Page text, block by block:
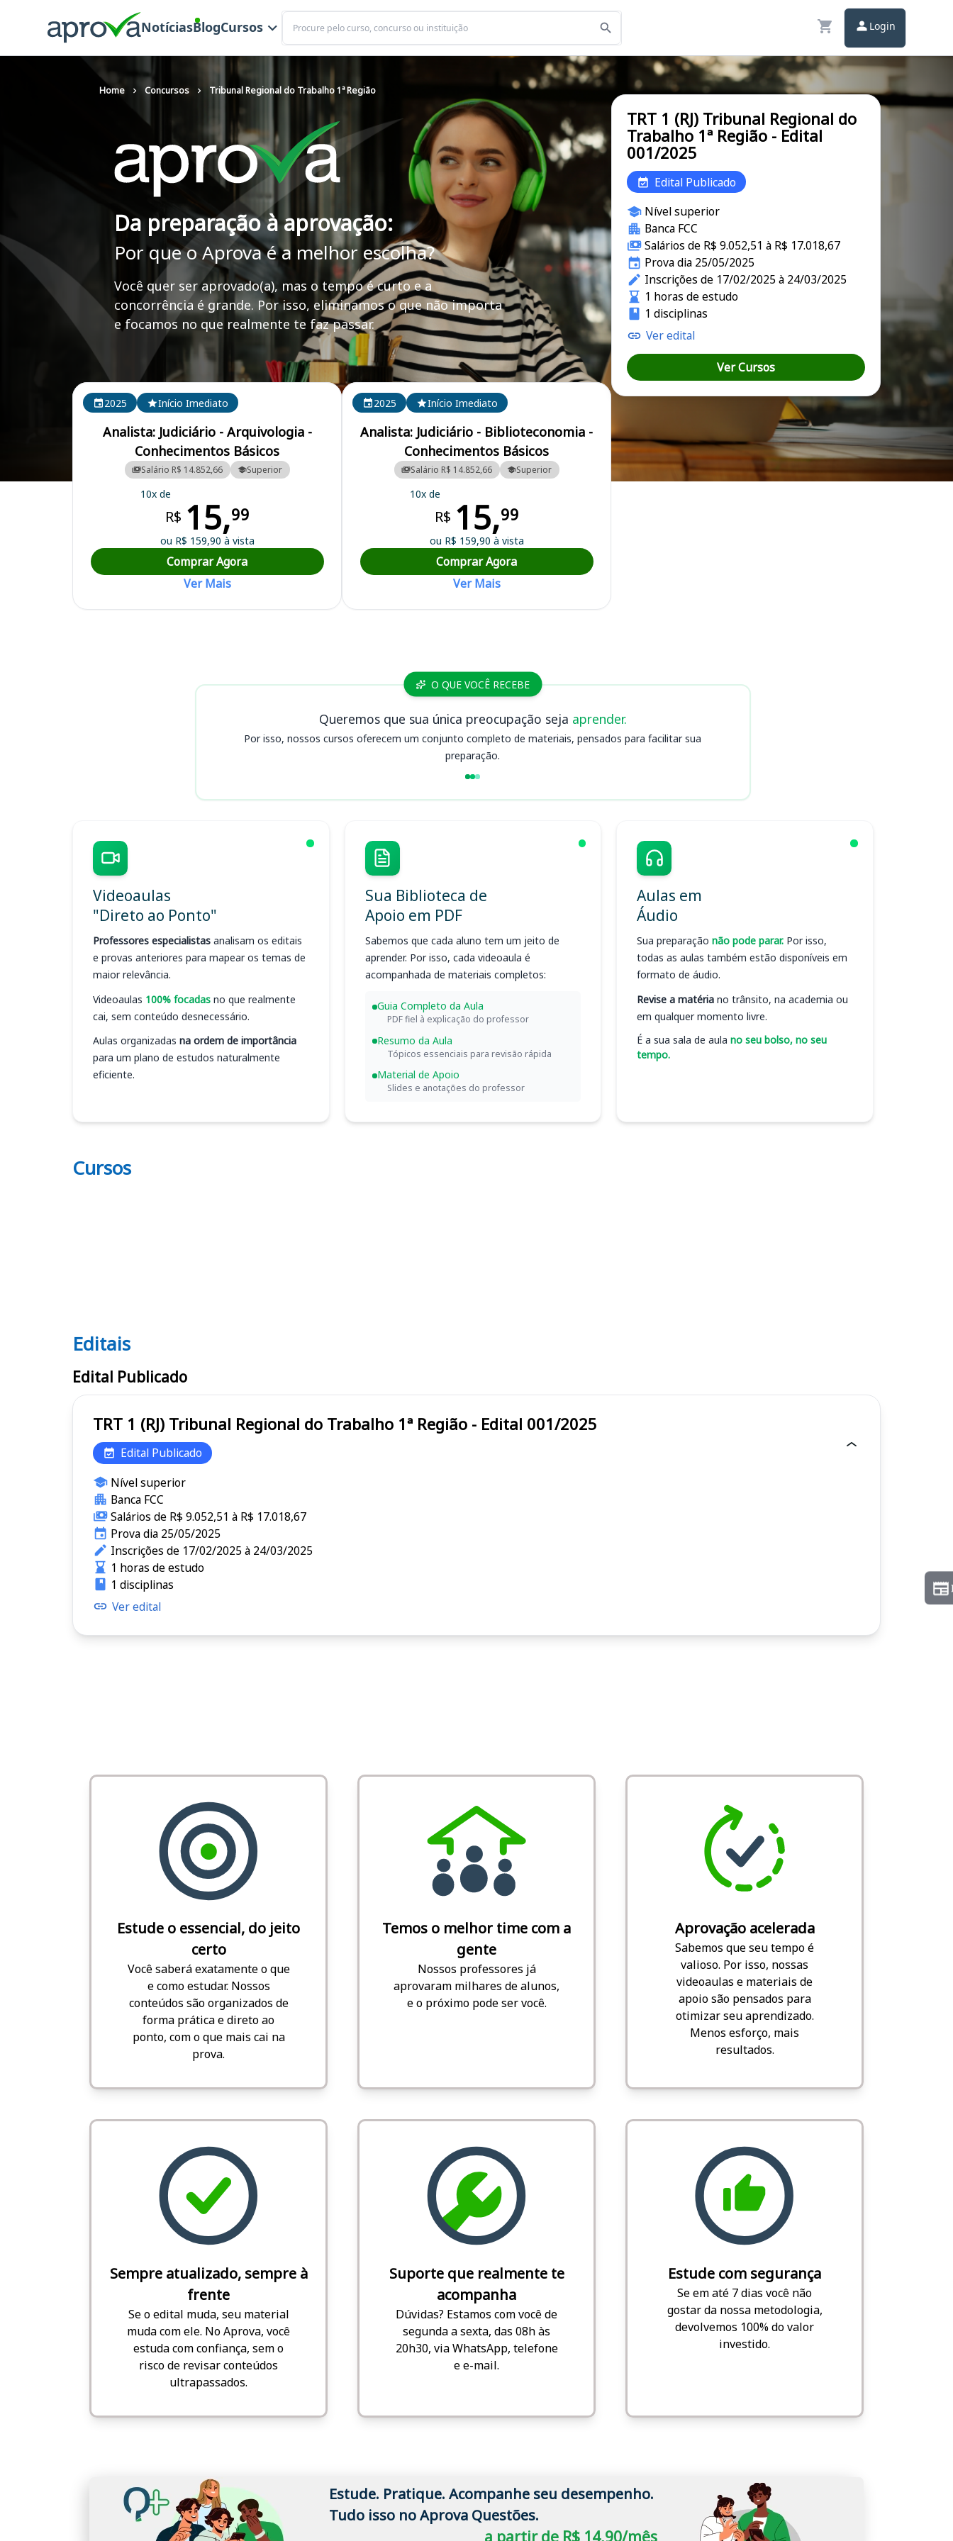
NotíciasBlogCursos
Buscar
Login
Home Concursos Tribunal Regional do Trabalho 1ª Região
Da preparação à aprovação:
Por que o Aprova é a melhor escolha?
Você quer ser aprovado(a), mas o tempo é curto e a
concorrência é grande. Por isso, eliminamos o que não importa
e focamos no que realmente te faz passar.
Curso Preparatório para o Concurso TRT 1 (RJ) - Tribunal Regional do Trabalho 1ª Região
Cursos em destaque para passar no concurso TRT 1 (RJ)
2025
Início Imediato
Analista: Judiciário - Arquivologia -
Conhecimentos Básicos
Salário R$ 14.852,66 Superior
10x de
R$ 15,99
ou R$ 159,90 à vista
Comprar Agora
Ver Mais
2025 Início Imediato
Analista: Judiciário - Biblioteconomia -
Conhecimentos Básicos
Salário R$ 14.852,66 Superior
10x de
R$ 15,99
ou R$ 159,90 à vista
Comprar Agora
Ver Mais
TRT 1 (RJ) Tribunal Regional do
Trabalho 1ª Região - Edital
001/2025
Edital Publicado
Nível superior
Banca FCC
Salários de R$ 9.052,51 à R$ 17.018,67
Prova dia 25/05/2025
Inscrições de 17/02/2025 à 24/03/2025
1 horas de estudo
1 disciplinas
Ver edital
Ver Cursos
Cursos TRT 1 (RJ) O QUE VOCÊ RECEBE
Queremos que sua única preocupação seja aprender.
Por isso, nossos cursos oferecem um conjunto completo de materiais, pensados para facilitar sua
preparação.
Videoaulas
"Direto ao Ponto"
Professores especialistas analisam os editais
e provas anteriores para mapear os temas de
maior relevância.
Videoaulas 100% focadas no que realmente
cai, sem conteúdo desnecessário.
Aulas organizadas na ordem de importância
para um plano de estudos naturalmente
eficiente.
Sua Biblioteca de
Apoio em PDF
Sabemos que cada aluno tem um jeito de
aprender. Por isso, cada videoaula é
acompanhada de materiais completos:
Guia Completo da Aula
PDF fiel à explicação do professor
Resumo da Aula
Tópicos essenciais para revisão rápida
Material de Apoio
Slides e anotações do professor
Aulas em
Áudio
Sua preparação não pode parar. Por isso,
todas as aulas também estão disponíveis em
formato de áudio.
Revise a matéria no trânsito, na academia ou
em qualquer momento livre.
É a sua sala de aula no seu bolso, no seu
tempo.
Cursos
Editais TRT 1 (RJ)
Editais
Edital Publicado
TRT 1 (RJ) Tribunal Regional do Trabalho 1ª Região - Edital 001/2025
Edital Publicado
Nível superior
Banca FCC
Salários de R$ 9.052,51 à R$ 17.018,67
Prova dia 25/05/2025
Inscrições de 17/02/2025 à 24/03/2025
1 horas de estudo
1 disciplinas
Ver edital
Estude o essencial, do jeito
certo
Você saberá exatamente o que
e como estudar. Nossos
conteúdos são organizados de
forma prática e direto ao
ponto, com o que mais cai na
prova.
Temos o melhor time com a
gente
Nossos professores já
aprovaram milhares de alunos,
e o próximo pode ser você.
Aprovação acelerada
Sabemos que seu tempo é
valioso. Por isso, nossas
videoaulas e materiais de
apoio são pensados para
otimizar seu aprendizado.
Menos esforço, mais
resultados.
Sempre atualizado, sempre à
frente
Se o edital muda, seu material
muda com ele. No Aprova, você
estuda com confiança, sem o
risco de revisar conteúdos
ultrapassados.
Suporte que realmente te
acompanha
Dúvidas? Estamos com você de
segunda a sexta, das 08h às
20h30, via WhatsApp, telefone
e e-mail.
Estude com segurança
Se em até 7 dias você não
gostar da nossa metodologia,
devolvemos 100% do valor
investido.
Estude. Pratique. Acompanhe seu desempenho.
Tudo isso no Aprova Questões.
a partir de R$ 14,90/mês